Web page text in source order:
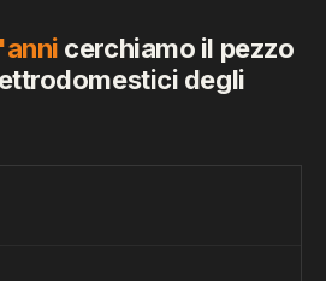
cerchiamo il pezzo
degli